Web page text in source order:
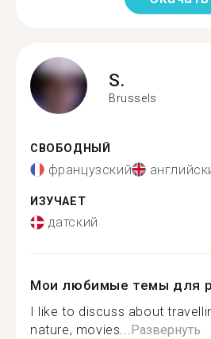
S.
Brussels
СВОБОДНЫЙ
французский
ИЗУЧАЕТ
датский
Мои любимые темы для
I like to discuss about
nature, movies...Развернуть